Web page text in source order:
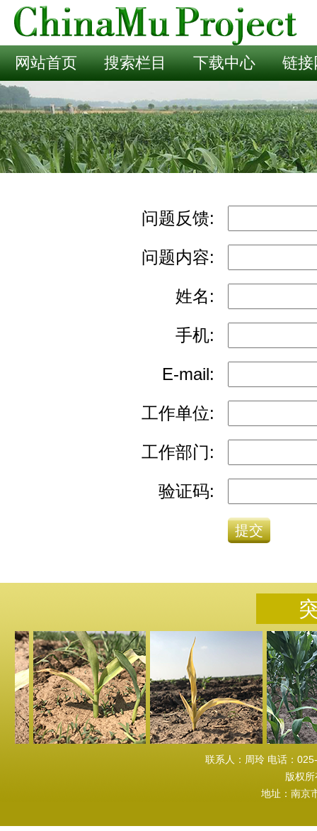
网站首页 搜索栏目 下载中心 链
问题反馈:
问题内容:
姓名:
手机:
E-mail:
工作单位:
工作部门:
验证码:
联系人：周玲 电话：
版权
地址：南京